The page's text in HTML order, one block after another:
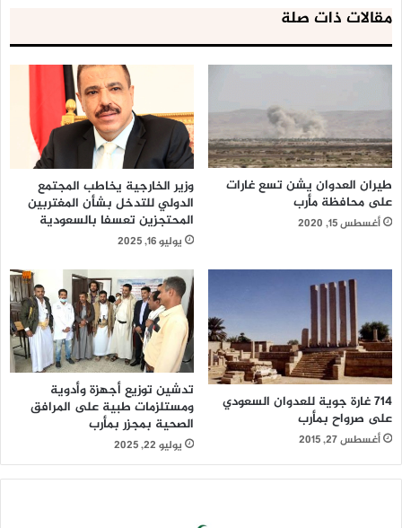
مقالات ذات صلة
طيران العدوان يشن تسع غارات
على محافظة مأرب
أغسطس 15, 2020
وزير الخارجية يخاطب المجتمع
الدولي للتدخل بشأن المغتربين
المحتجزين تعسفا بالسعودية
يوليو 16, 2025
714 غارة جوية للعدوان السعودي
على صرواح بمأرب
أغسطس 27, 2015
تدشين توزيع أجهزة وأدوية
ومستلزمات طبية على المرافق
الصحية بمجزر بمأرب
يوليو 22, 2025